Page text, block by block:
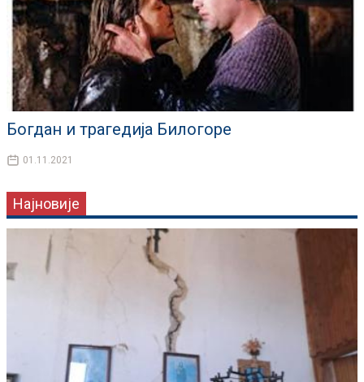
Богдан и трагедија Билогоре
01.11.2021
Најновије